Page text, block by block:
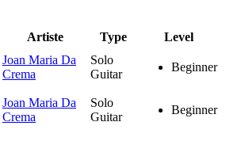
Artiste Type
Level
Joan Maria Da
Crema
Solo
Guitar
Beginner
Joan Maria Da
Crema
Solo
Guitar
Beginner